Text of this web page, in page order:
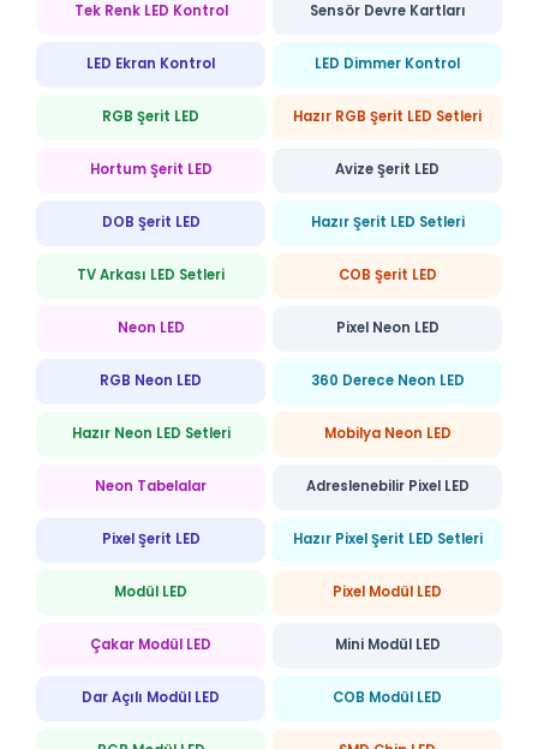
Tek Renk LED Kontrol Sensör Devre Kartları
LED Ekran Kontrol LED Dimmer Kontrol
RGB Şerit LED Hazır RGB Şerit LED Setleri
Hortum Şerit LED Avize Şerit LED
DOB Şerit LED Hazır Şerit LED Setleri
TV Arkası LED Setleri COB Şerit LED
Neon LED Pixel Neon LED
RGB Neon LED 360 Derece Neon LED
Hazır Neon LED Setleri Mobilya Neon LED
Neon Tabelalar Adreslenebilir Pixel LED
Pixel Şerit LED Hazır Pixel Şerit LED Setleri
Modül LED Pixel Modül LED
Çakar Modül LED Mini Modül LED
Dar Açılı Modül LED COB Modül LED